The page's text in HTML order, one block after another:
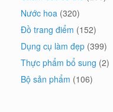
Nước hoa (320)
Đồ trang điểm (152)
Dụng cụ làm đẹp (399)
Thực phẩm bổ sung (2)
Bộ sản phẩm (106)